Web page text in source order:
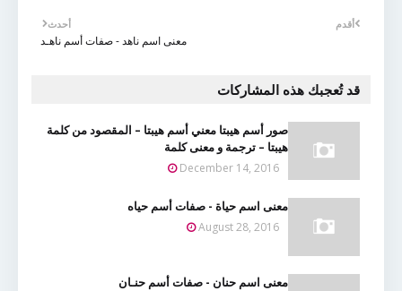
أحدث
معنى اسم ناهد - صفات أسم ناهـد
أقدم
قد تُعجبك هذه المشاركات
صور أسم هيبتا معني أسم هيبتا – المقصود من كلمة
هيبتا – ترجمة و معنى كلمة
December 14, 2016
معنى اسم حياة - صفات أسم حياه
August 28, 2016
معنى اسم حنان - صفات أسم حنـان